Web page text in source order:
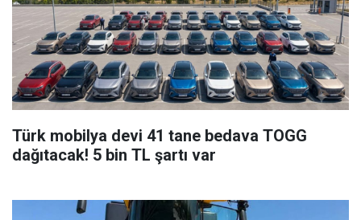
Türk mobilya devi 41 tane bedava TOGG
dağıtacak! 5 bin TL şartı var